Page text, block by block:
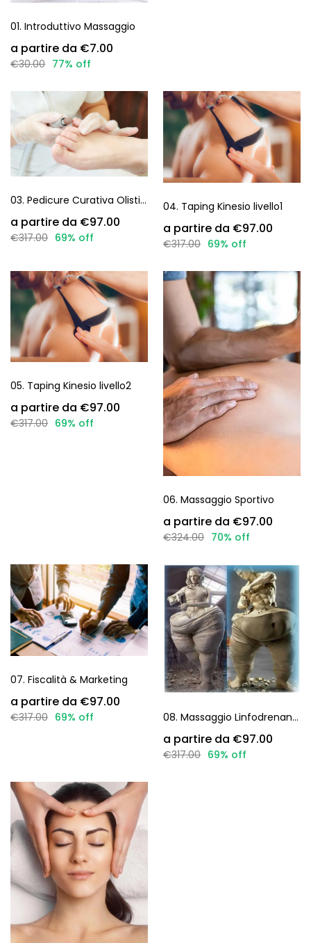
01. Introduttivo Massaggio
€7.00
€30.00 77% off
03. Pedicure Curativa Olistica
€97.00
€317.00 69% off
04. Taping Kinesio livello1
€97.00
€317.00 69% off
05. Taping Kinesio livello2
€97.00
€317.00 69% off
06. Massaggio Sportivo
€97.00
€324.00 70% off
07. Fiscalità & Marketing
€97.00
€317.00 69% off 08. Massaggio Linfodrenante + Vodder + Dry Body Brushing
€97.00
€317.00 69% off